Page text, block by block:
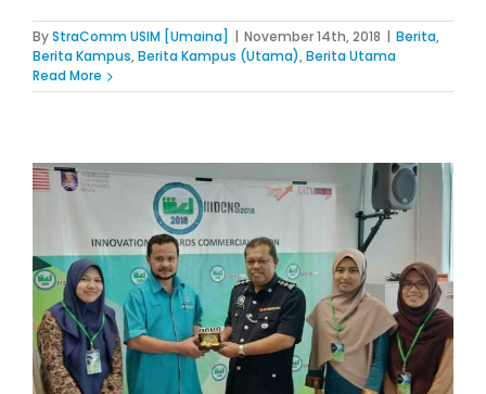
ByStraComm USIM [Umaina] | November 14th, 2018 | Berita,
Berita Kampus,Berita Kampus (Utama),Berita Utama
Read More